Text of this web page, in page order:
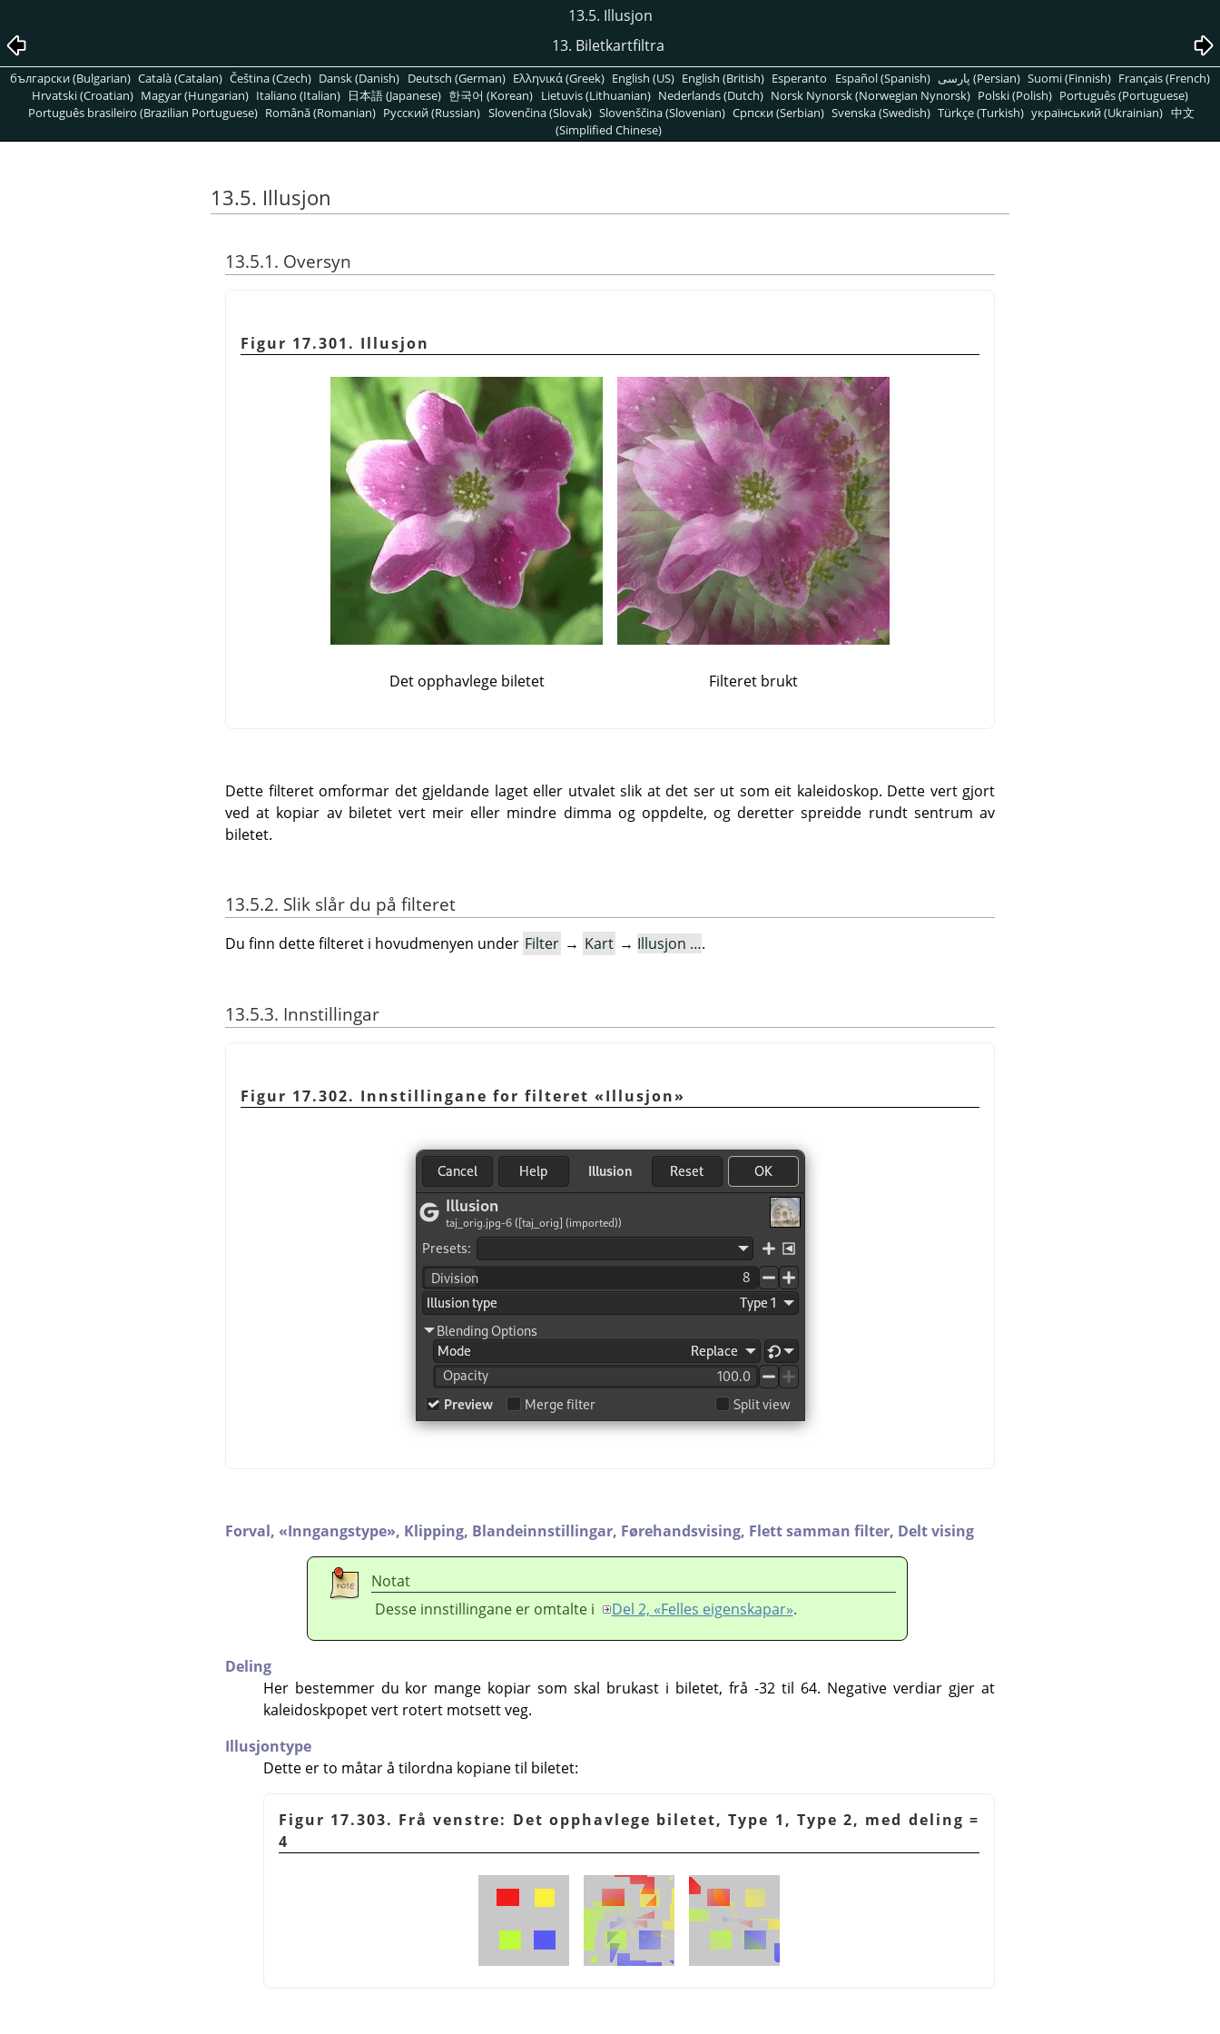
13.5. Illusjon
13. Biletkartfiltra
български (Bulgarian) Català (Catalan) Čeština (Czech) Dansk (Danish) Deutsch (German) Ελληνικά (Greek) English (US) English (British) Esperanto Español (Spanish) پارسی (Persian) Suomi (Finnish) Français (French)
Hrvatski (Croatian) Magyar (Hungarian) Italiano (Italian) 日本語 (Japanese) 한국어 (Korean) Lietuvis (Lithuanian) Nederlands (Dutch) Norsk Nynorsk (Norwegian Nynorsk) Polski (Polish) Português (Portuguese)
Português brasileiro (Brazilian Portuguese) Română (Romanian) Pусский (Russian) Slovenčina (Slovak) Slovenščina (Slovenian) Српски (Serbian) Svenska (Swedish) Türkçe (Turkish) український (Ukrainian) 中文
(Simplified Chinese)
13.5. Illusjon
13.5.1. Oversyn
Figur 17.301. Illusjon
Det opphavlege biletet Filteret brukt
Dette filteret omformar det gjeldande laget eller utvalet slik at det ser ut som eit kaleidoskop. Dette vert gjort
ved at kopiar av biletet vert meir eller mindre dimma og oppdelte, og deretter spreidde rundt sentrum av
biletet.
13.5.2. Slik slår du på filteret
Du finn dette filteret i hovudmenyen under Filter → Kart → Illusjon ….
13.5.3. Innstillingar
Figur 17.302. Innstillingane for filteret «Illusjon»
Forval, «Inngangstype», Klipping, Blandeinnstillingar, Førehandsvising, Flett samman filter, Delt vising
Notat
Desse innstillingane er omtalte i
Del 2, «Felles eigenskapar».
Deling
Her bestemmer du kor mange kopiar som skal brukast i biletet, frå -32 til 64. Negative verdiar gjer at
kaleidoskpopet vert rotert motsett veg.
Illusjontype
Dette er to måtar å tilordna kopiane til biletet:
Figur 17.303. Frå venstre: Det opphavlege biletet, Type 1, Type 2, med deling =
4